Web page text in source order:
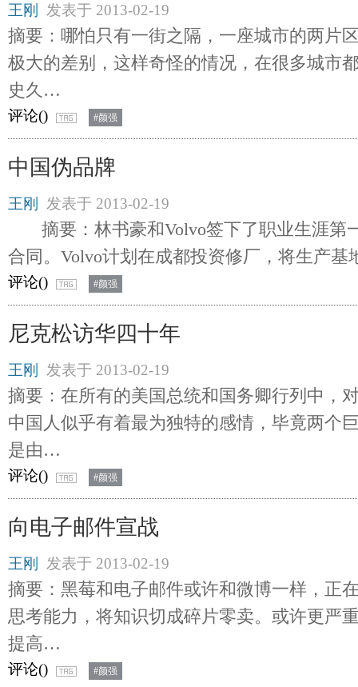
王刚 发表于 2013-02-19
摘要：哪怕只有一街之隔，一座城市的两片
极大的差别，这样奇怪的情况，在很多城市
史久…
评论() #颜强
中国伪品牌
王刚 发表于 2013-02-19
摘要：林书豪和Volvo签下了职业生涯第
合同。Volvo计划在成都投资修厂，将生产
评论() #颜强
尼克松访华四十年
王刚 发表于 2013-02-19
摘要：在所有的美国总统和国务卿行列中，
中国人似乎有着最为独特的感情，毕竟两个
是由…
评论() #颜强
向电子邮件宣战
王刚 发表于 2013-02-19
摘要：黑莓和电子邮件或许和微博一样，正
思考能力，将知识切成碎片零卖。或许更严
提高…
评论() #颜强